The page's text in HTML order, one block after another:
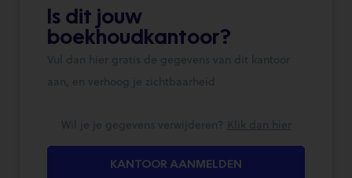
Is dit jouw
boekhoudkantoor?
Vul dan hier gratis de gegevens van dit kantoor
aan, en verhoog je zichtbaarheid
Wil je je gegevens verwijderen? Klik dan hier
KANTOOR AANMELDEN